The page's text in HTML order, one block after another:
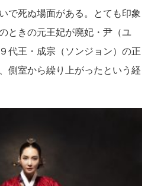
で死ぬ場面がある。とても印象
ときの元王妃が廃妃・尹（ユ
代王・成宗（ソンジョン）の正
側室から繰り上がったという経